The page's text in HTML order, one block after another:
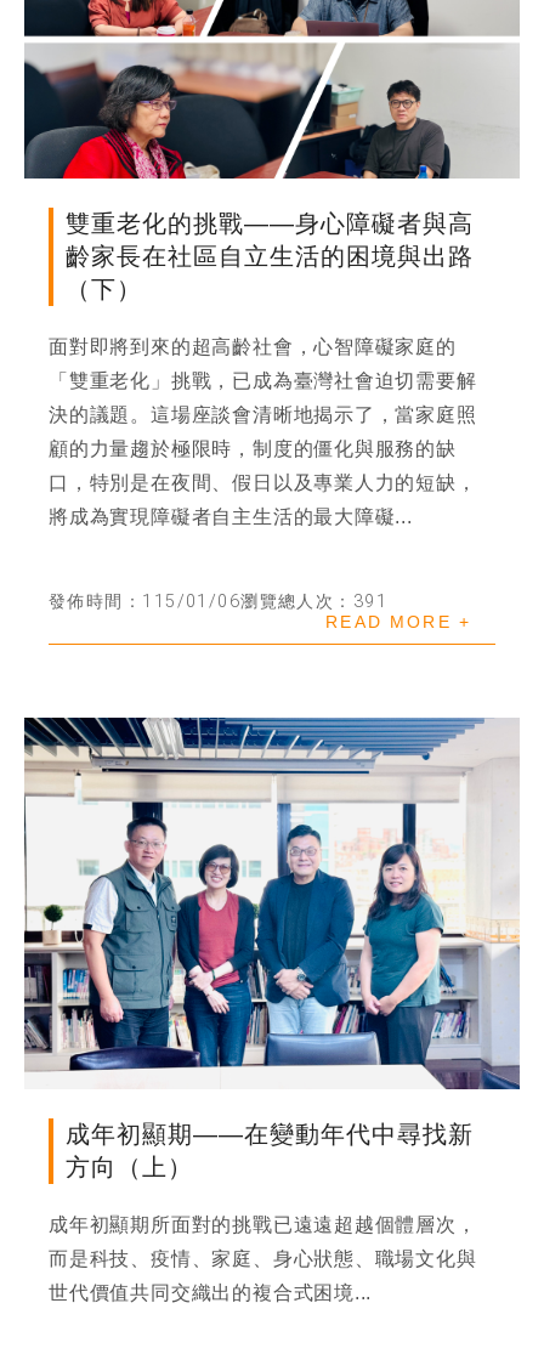
雙重老化的挑戰——身心障礙者與高
齡家長在社區自立生活的困境與出路
（下）
面對即將到來的超高齡社會，心智障礙家庭的
「雙重老化」挑戰，已成為臺灣社會迫切需要解
決的議題。這場座談會清晰地揭示了，當家庭照
顧的力量趨於極限時，制度的僵化與服務的缺
口，特別是在夜間、假日以及專業人力的短缺，
將成為實現障礙者自主生活的最大障礙...
發佈時間：115/01/06瀏覽總人次：391
READ MORE +
成年初顯期——在變動年代中尋找新
方向（上）
成年初顯期所面對的挑戰已遠遠超越個體層次，
而是科技、疫情、家庭、身心狀態、職場文化與
世代價值共同交織出的複合式困境...